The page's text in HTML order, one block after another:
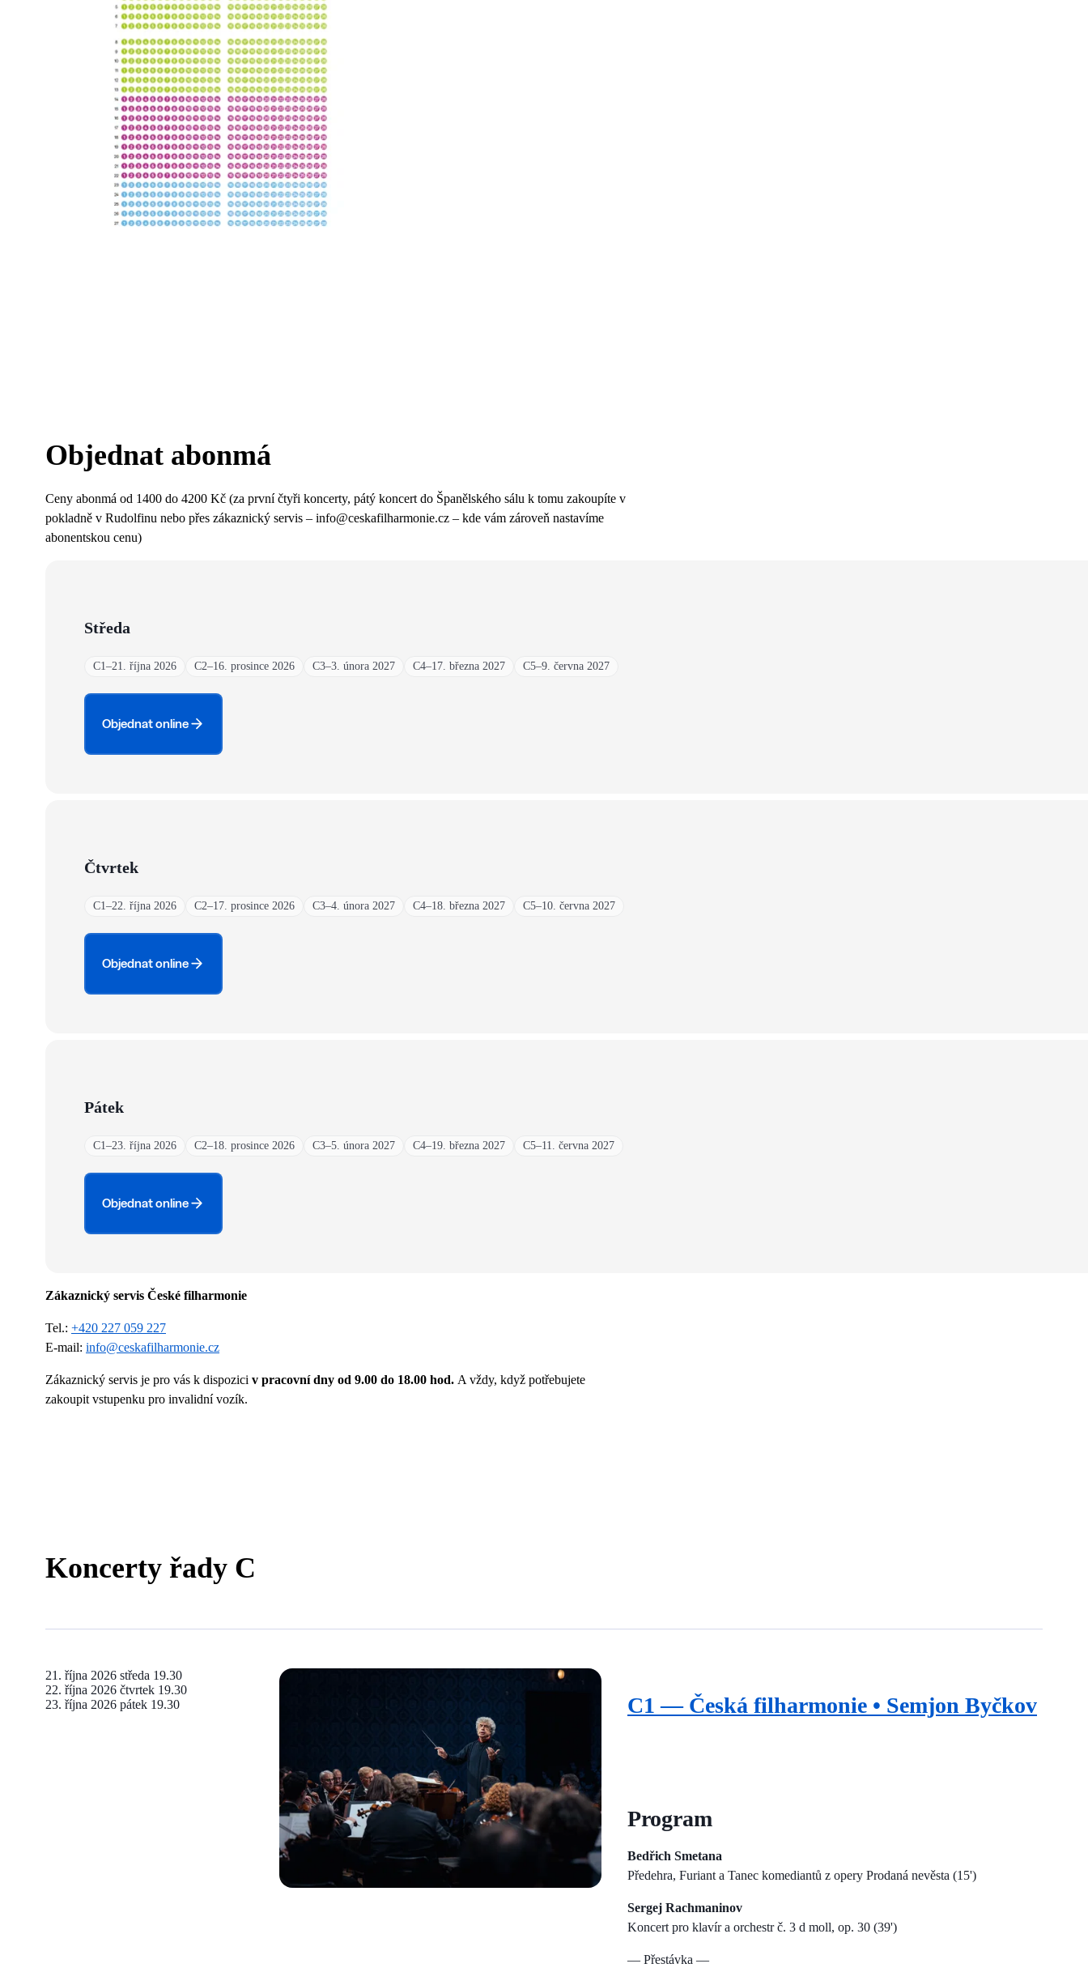
Objednat abonmá
Ceny abonmá od 1400 do 4200 Kč (za první čtyři koncerty, pátý koncert do Španělského sálu k tomu zakoupíte v
pokladně v Rudolfinu nebo přes zákaznický servis – info@ceskafilharmonie.cz – kde vám zároveň nastavíme
abonentskou cenu)
Středa
C1–21. října 2026 C2–16. prosince 2026 C3–3. února 2027 C4–17. března 2027 C5–9. června 2027
Objednat online
Čtvrtek
C1–22. října 2026 C2–17. prosince 2026 C3–4. února 2027 C4–18. března 2027 C5–10. června 2027
Objednat online
Pátek
C1–23. října 2026 C2–18. prosince 2026 C3–5. února 2027 C4–19. března 2027 C5–11. června 2027
Objednat online
Zákaznický servis České filharmonie
Tel.: +420 227 059 227
E-mail: info@ceskafilharmonie.cz
Zákaznický servis je pro vás k dispozici v pracovní dny od 9.00 do 18.00 hod. A vždy, když potřebujete
zakoupit vstupenku pro invalidní vozík.
Koncerty řady C
C1 — Česká filharmonie • Semjon Byčkov
Program
Bedřich Smetana
Předehra, Furiant a Tanec komediantů z opery Prodaná nevěsta (15')
Sergej Rachmaninov
Koncert pro klavír a orchestr č. 3 d moll, op. 30 (39')
— Přestávka —
21. října 2026 středa 19.30
22. října 2026 čtvrtek 19.30
23. října 2026 pátek 19.30